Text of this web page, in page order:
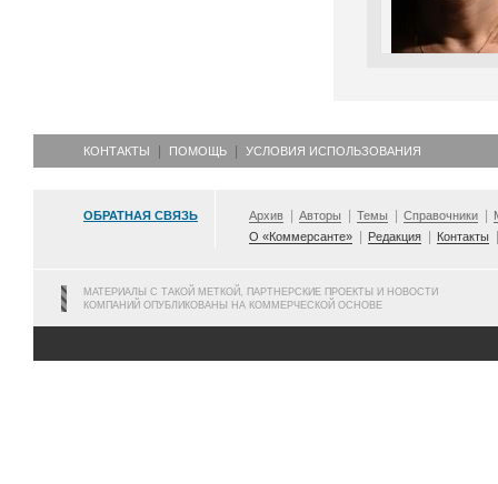
КОНТАКТЫ ПОМОЩЬ УСЛОВИЯ ИСПОЛЬЗОВАНИЯ
ОБРАТНАЯ СВЯЗЬ Архив Авторы Темы Справочники
О «Коммерсанте»
Редакция Контакты
МАТЕРИАЛЫ С ТАКОЙ МЕТКОЙ, ПАРТНЕРСКИЕ ПРОЕКТЫ И НОВОСТИ
КОМПАНИЙ ОПУБЛИКОВАНЫ НА КОММЕРЧЕСКОЙ ОСНОВЕ